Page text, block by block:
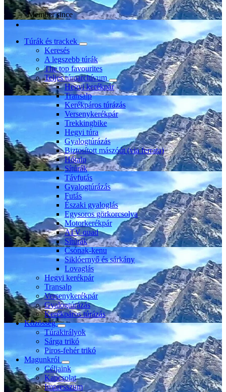
Member since
Túrák és trackek
Keresés
A legszebb túrák
The top favourites
Teljes túraarchívum
Hegyi kerékpár
Transalp
Kerékpáros túrázás
Versenykerékpár
Trekkingbike
Hegyi túra
Gyalogtúrázás
Biztosított mászóút (via ferrata)
Hótalp
Sítúrák
Távfutás
Gyalogtúrázás
Futás
Északi gyaloglás
Egysoros görkorcsolya
Motorkerékpár
ATV quad
Sítúrák
Csónak-kenu
Siklóernyő és sárkány
Lovaglás
Hegyi kerékpár
Transalp
Versenykerékpár
Gyalogtúrázás
Kerékpáros túrázás
Közösség
Túrakirályok
Sárga trikó
Piros-fehér trikó
Magunkról
Céljaink
Kapcsolat
Impresszum